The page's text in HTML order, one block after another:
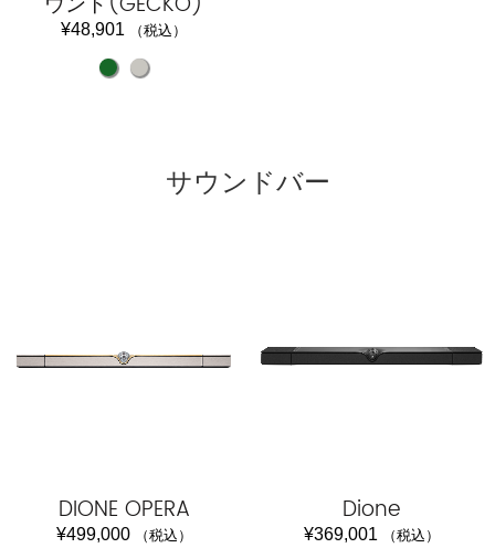
¥48,901 （税込）
サウンドバー
DIONE OPERA
¥499,000 （税込）
Dione
¥369,001 （税込）